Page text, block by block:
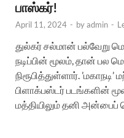
பாஸ்கர்!
April 11, 2024 - byadmin -
துல்கர் சல்மான் பல்வேறு
நடிப்பின் மூலம், தான் பல
நிரூபித்துள்ளார்.
பிளாக்பஸ்டர் படங்களின்
மத்தியிலும் தனி அன்பைப்